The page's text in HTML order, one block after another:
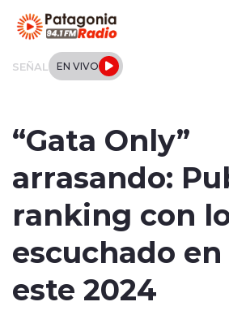
SEÑAL EN VIVO
Local
Tendencias
Internacional
“Gata Only”
arrasando:
ranking con
escuchado
este 2024